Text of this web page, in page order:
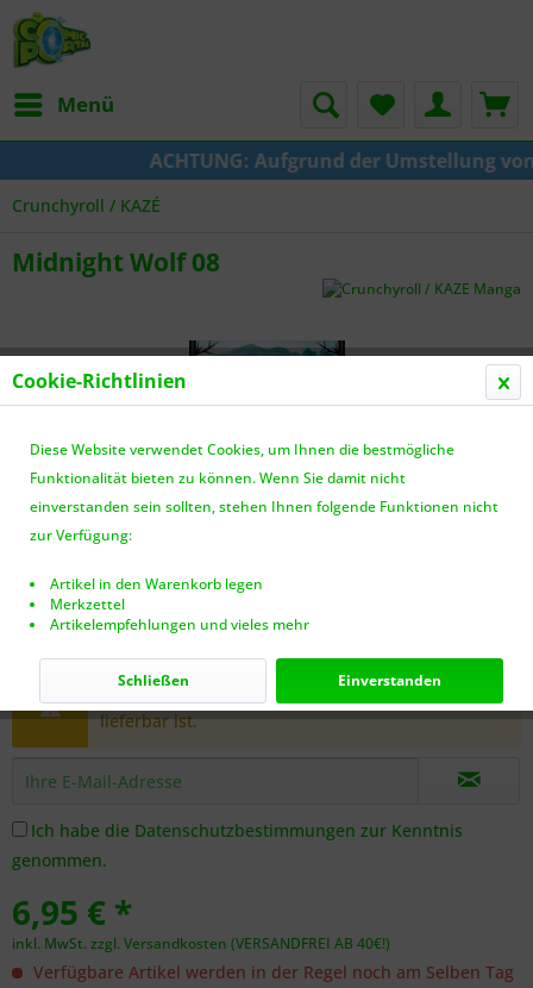
Menü
ACHTUNG: Aufgrund der Umstellung
Crunchyroll / KAZÉ
Midnight Wolf 08
Dieser Artikel steht derzeit nicht zur Verfügung!
Benachrichtigen Sie mich, sobald der Artikel
lieferbar ist.
Ich habe die Datenschutzbestimmungen zur Kenntnis
genommen.
6,95 € *
inkl. MwSt. zzgl. Versandkosten (VERSANDFREI AB 40€!)
Verfügbare Artikel werden in der Regel noch am Selben Tag
Cookie-Richtlinien
Diese Website verwendet Cookies, um Ihnen die bestmögliche
Funktionalität bieten zu können. Wenn Sie damit nicht
einverstanden sein sollten, stehen Ihnen folgende Funktionen nicht
zur Verfügung:
Artikel in den Warenkorb legen
Merkzettel
Artikelempfehlungen und vieles mehr
Einverstanden
Schließen